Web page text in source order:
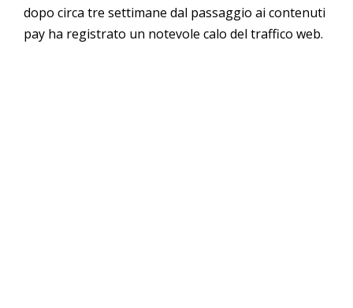
dopo circa tre settimane dal passaggio ai contenuti
pay ha registrato un notevole calo del traffico web.